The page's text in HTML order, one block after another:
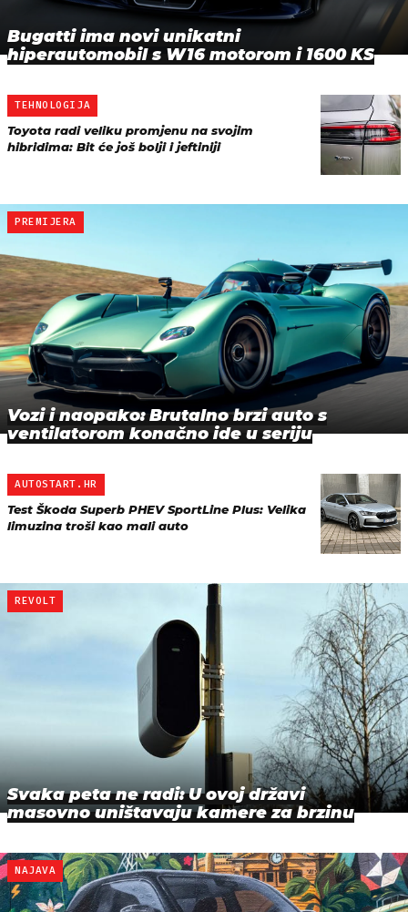
Bugatti ima novi unikatni
hiperautomobil s W16 motorom i 1600 KS
TEHNOLOGIJA
Toyota radi veliku promjenu na svojim
hibridima: Bit će još bolji i jeftiniji
PREMIJERA
Vozi i naopako: Brutalno brzi auto s
ventilatorom konačno ide u seriju
AUTOSTART.HR
Test Škoda Superb PHEV SportLine Plus: Velika
limuzina troši kao mali auto
REVOLT
Svaka peta ne radi: U ovoj državi
masovno uništavaju kamere za brzinu
NAJAVA